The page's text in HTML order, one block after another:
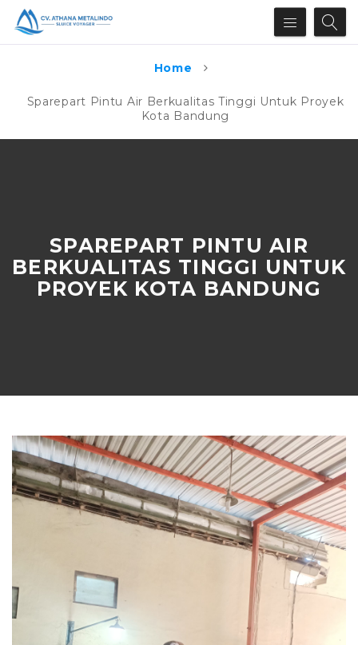
Home
Sparepart Pintu Air Berkualitas Tinggi Untuk Proyek
Kota Bandung
SPAREPART PINTU AIR
BERKUALITAS TINGGI UNTUK
PROYEK KOTA BANDUNG